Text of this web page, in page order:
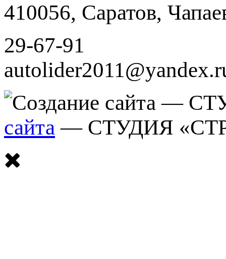
410056, Саратов,
29-67-91
сайта — СТУДИЯ